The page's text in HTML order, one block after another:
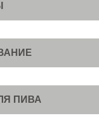
ПИВА